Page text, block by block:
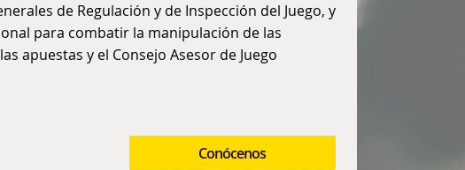
de Regulación y de Inspección del Juego, y
para combatir la manipulación de las
apuestas y el Consejo Asesor de Juego
Conócenos